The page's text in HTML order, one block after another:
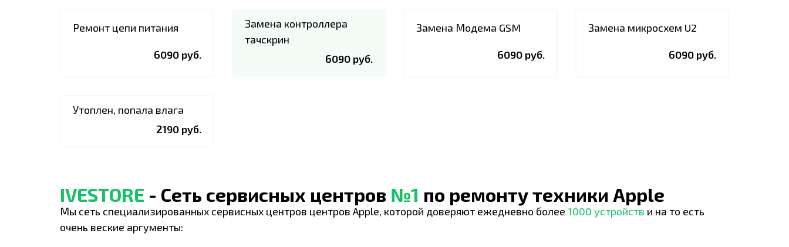
Ремонт цепи питания
6090 руб.
Замена контроллера
тачскрин
6090 руб.
Замена Модема GSM
6090 руб.
Замена микросхем U2
6090 руб.
Утоплен, попала влага
2190 руб.
IVESTORE - Сеть сервисных центров №1 по ремонту техники Apple
Мы сеть специализированных сервисных центров центров Apple, которой доверяют ежедневно более 1000 устройств и на то есть
очень веские аргументы: